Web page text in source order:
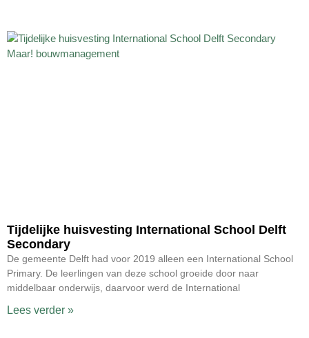
Tijdelijke huisvesting International School Delft
Secondary
De gemeente Delft had voor 2019 alleen een International School
Primary. De leerlingen van deze school groeide door naar
middelbaar onderwijs, daarvoor werd de International
Lees verder »